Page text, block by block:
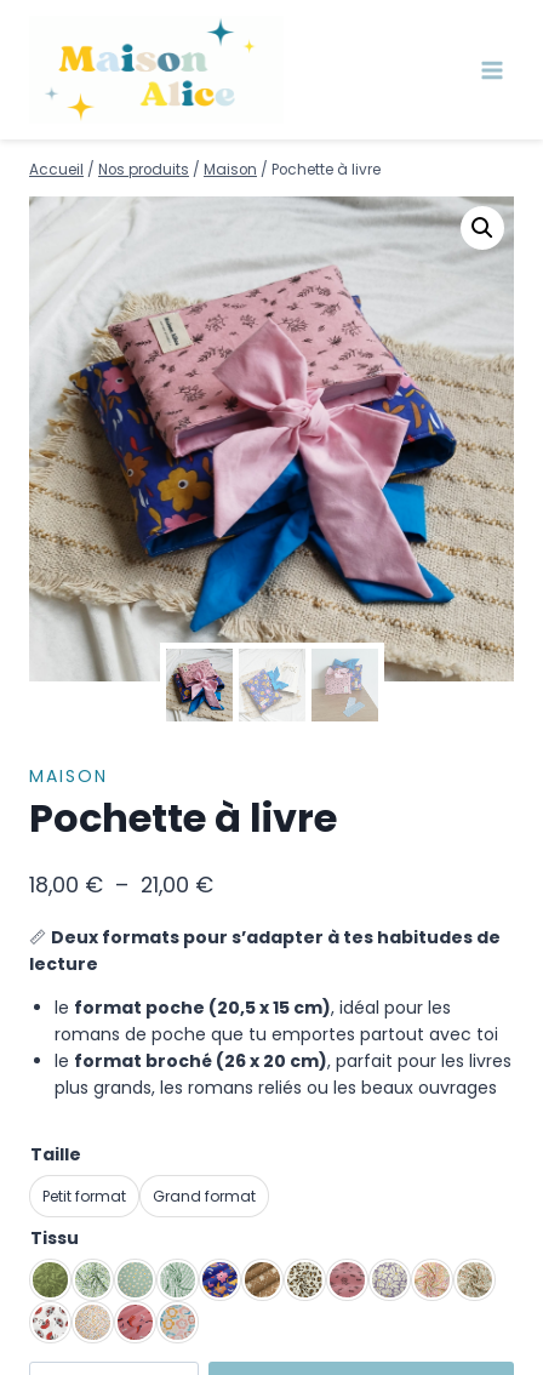
Accueil / Nos produits / Maison / Pochette à livre
MAISON
Pochette à livre
18,00 € – 21,00 €
📏 Deux formats pour s’adapter à tes habitudes de
lecture
le format poche (20,5 x 15 cm), idéal pour les
romans de poche que tu emportes partout avec toi
le format broché (26 x 20 cm), parfait pour les livres
plus grands, les romans reliés ou les beaux ouvrages
Taille
Petit format Grand format
Tissu